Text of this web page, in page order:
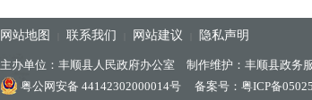
网站地图 联系我们 网站建议 隐私声明
主办单位：丰顺县人民政府办公室 制作维护：丰顺县政务
粤公网安备 44142302000014号
备案号：粤ICP备